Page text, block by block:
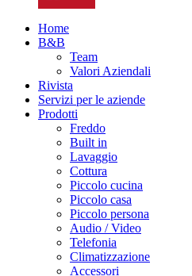
Home
B&B
Team
Valori Aziendali
Rivista
Servizi per le aziende
Prodotti
Freddo
Built in
Lavaggio
Cottura
Piccolo cucina
Piccolo casa
Piccolo persona
Audio / Video
Telefonia
Climatizzazione
Accessori